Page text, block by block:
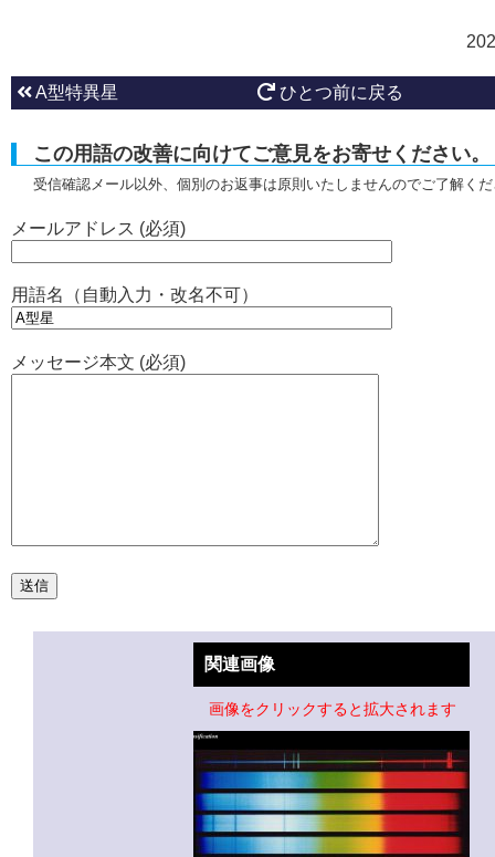
A型特異星 ひとつ前に戻る
この用語の改善に向けてご意見をお寄せください。
受信確認メール以外、個別のお返事は原則いたしませんのでご了解く
メールアドレス (必須)
用語名（自動入力・改名不可）
メッセージ本文 (必須)
関連画像
画像をクリックすると拡大されます